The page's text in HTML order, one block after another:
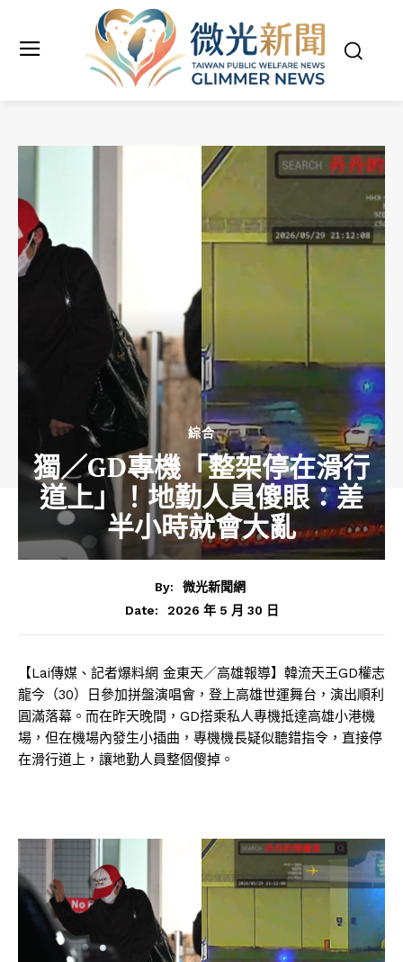
綜合
獨／GD專機「整架停在滑行
道上」！地勤人員傻眼：差
半小時就會大亂
By:
微光新聞網
Date:
2026 年 5 月 30 日
【Lai傳媒、記者爆料網 金東天／高雄報導】韓流天王GD權志
龍今（30）日參加拼盤演唱會，登上高雄世運舞台，演出順利
圓滿落幕。而在昨天晚間，GD搭乘私人專機抵達高雄小港機
場，但在機場內發生小插曲，專機機長疑似聽錯指令，直接停
在滑行道上，讓地勤人員整個傻掉。